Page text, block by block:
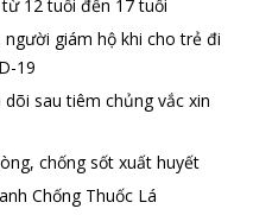
12 tuổi đến 17 tuổi
giám hộ khi cho trẻ đi
19
sau tiêm chủng vắc xin
chống sốt xuất huyết
Chống Thuốc Lá